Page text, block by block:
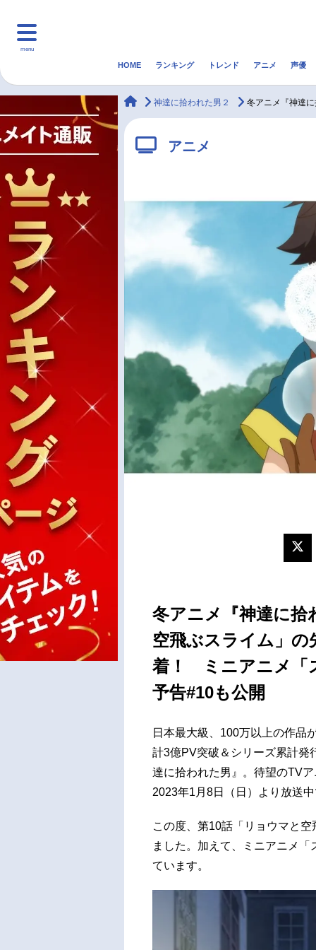
menu
マンガ・ラノベ ゲーム・アプリ
アニメ記事一覧
HOME ランキング トレンド アニメ 声優
animateTimes
神達に拾われた男２ 冬アニメ『神達
アニメ
冬アニメ『神達に拾
空飛ぶスライム」の
着！ ミニアニメ「
予告#10も公開
日本最大級、100万以上の作品
計3億PV突破＆シリーズ累計発
達に拾われた男』。待望のTV
2023年1月8日（日）より放送
この度、第10話「リョウマと
ました。加えて、ミニアニメ
ています。